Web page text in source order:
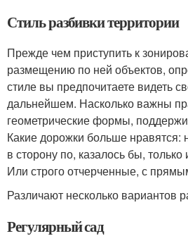
Стиль разбивки территории
Прежде чем приступить к
размещению по ней объектов,
стиле вы предпочитаете видеть
дальнейшем. Насколько важны
геометрические формы,
Какие дорожки больше
в сторону по, казалось бы,
Или строго отчерченные, с
Различают несколько вариантов
Регулярный сад